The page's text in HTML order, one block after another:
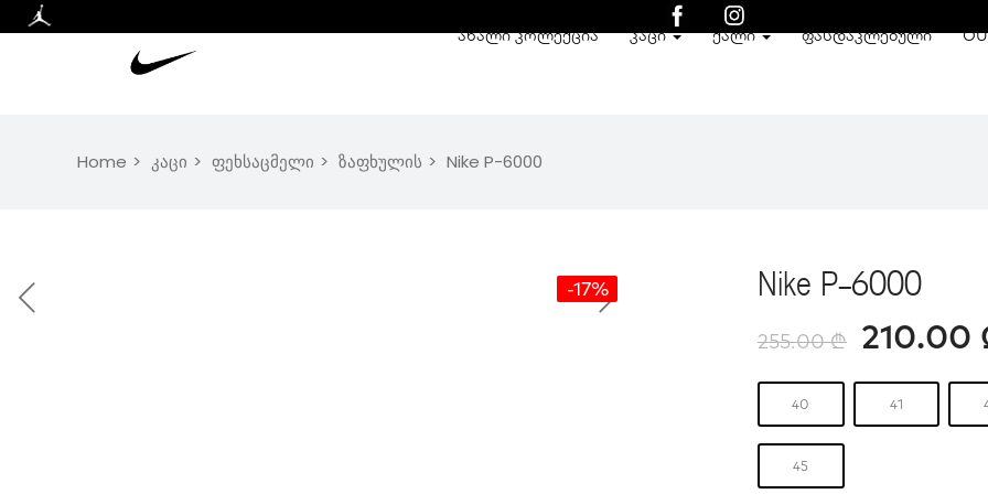
ᲐᲮᲐᲚᲘ ᲙᲝᲚᲔᲥᲪᲘᲐ ᲙᲐᲪᲘ ᲥᲐᲚᲘ ᲤᲐᲡᲓᲐᲙᲚᲔᲑᲣᲚᲘ
Home კაცი ფეხსაცმელი ზაფხულის Nike P-6000
-17% Nike P-6000
255.00₾ 210.00
40 41
45